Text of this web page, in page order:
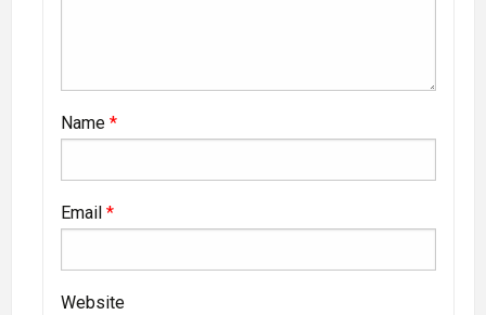
Name *
Email *
Website